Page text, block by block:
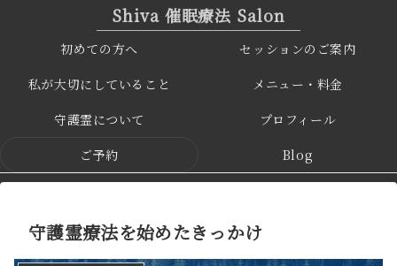
Shiva 催眠療法 Salon
初めての方へ
セッションのご案内
私が大切にしていること
メニュー・料金
守護霊について
プロフィール
ご予約
Blog
守護霊療法を始めたきっかけ